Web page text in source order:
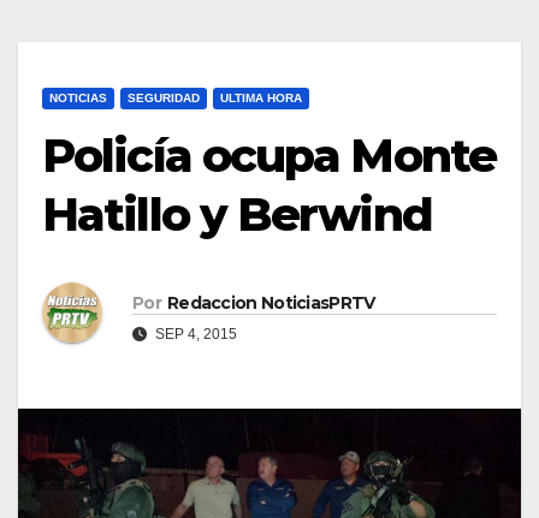
NOTICIAS SEGURIDAD ULTIMA HORA
Policía ocupa Monte
Hatillo y Berwind
Por Redaccion NoticiasPRTV
SEP 4, 2015